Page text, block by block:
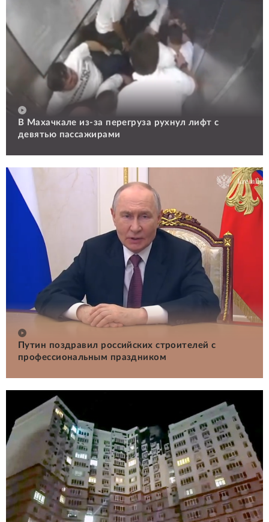
В Махачкале из-за перегруза рухнул лифт с
девятью пассажирами
Путин поздравил российских строителей с
профессиональным праздником